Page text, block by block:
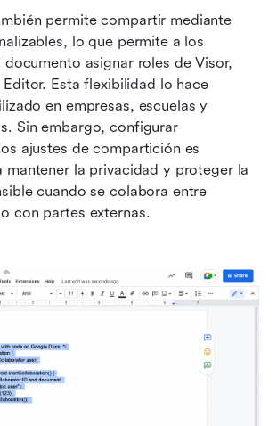
permite compartir mediante
lo que permite a los
asignar roles de Visor,
Esta flexibilidad lo hace
en empresas, escuelas y
Sin embargo, configurar
ajustes de compartición es
mantener la privacidad y proteger la
cuando se colabora entre
con partes externas.